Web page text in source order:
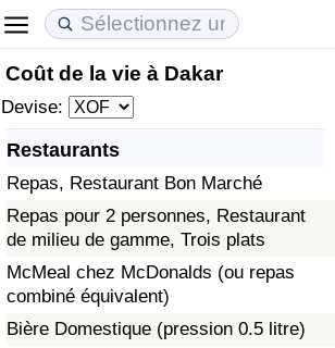
Coût de la vie à Dakar
Devise:
Restaurants
Repas, Restaurant Bon Marché
Repas pour 2 personnes, Restaurant
de milieu de gamme, Trois plats
McMeal chez McDonalds (ou repas
combiné équivalent)
Bière Domestique (pression 0.5 litre)
Coût de la vie
Indice du Coût de la Vie
Indice du coût de la vie par pays
à Akaba
Prix de l'immobilier
Indice des Prix de l'immobilier
Indice des Prix de l'immobilier par Pays
Qualité de Vie
Indice de Qualité de Vie (Actuel)
Indice de qualité de vie par pays
Criminalité